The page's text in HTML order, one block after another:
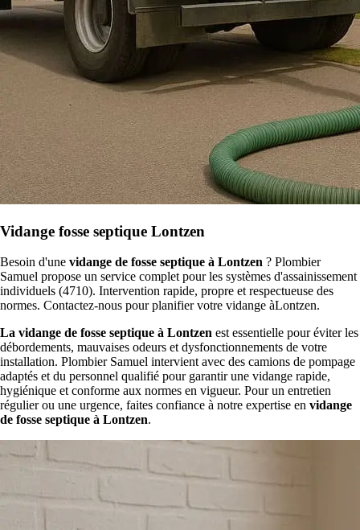
Vidange fosse septique Lontzen
Besoin d'une vidange de fosse septique à Lontzen ? Plombier
Samuel propose un service complet pour les systèmes d'assainissement
individuels (4710). Intervention rapide, propre et respectueuse des
normes. Contactez-nous pour planifier votre vidange àLontzen.
La vidange de fosse septique à Lontzen est essentielle pour éviter les
débordements, mauvaises odeurs et dysfonctionnements de votre
installation. Plombier Samuel intervient avec des camions de pompage
adaptés et du personnel qualifié pour garantir une vidange rapide,
hygiénique et conforme aux normes en vigueur. Pour un entretien
régulier ou une urgence, faites confiance à notre expertise en vidange
de fosse septique à Lontzen.